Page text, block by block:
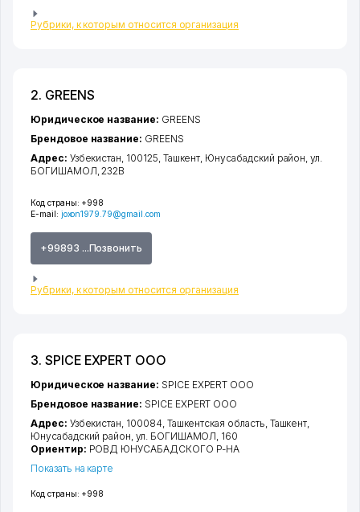
Рубрики, к которым относится организация
2. GREENS
Код страны: +998
E-mail: joxon1979.79@gmail.com
+99893 ...Позвонить
Рубрики, к которым относится организация
Юридическое название: GREENS
Брендовое название: GREENS
Адрес: Узбекистан, 100125, Ташкент, Юнусабадский район,ул.
БОГИШАМОЛ, 232В
3. SPICE EXPERT ООО
Код страны: +998
Юридическое название: SPICE EXPERT ООО
Брендовое название: SPICE EXPERT ООО
Адрес: Узбекистан, 100084, Ташкентская область, Ташкент,
Юнусабадский район,ул. БОГИШАМОЛ, 160
Ориентир: РОВД ЮНУСАБАДСКОГО Р-НА
Показать на карте